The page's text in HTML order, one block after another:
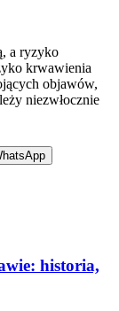
a ryzyko
krwawienia
objawów,
niezwłocznie
historia,